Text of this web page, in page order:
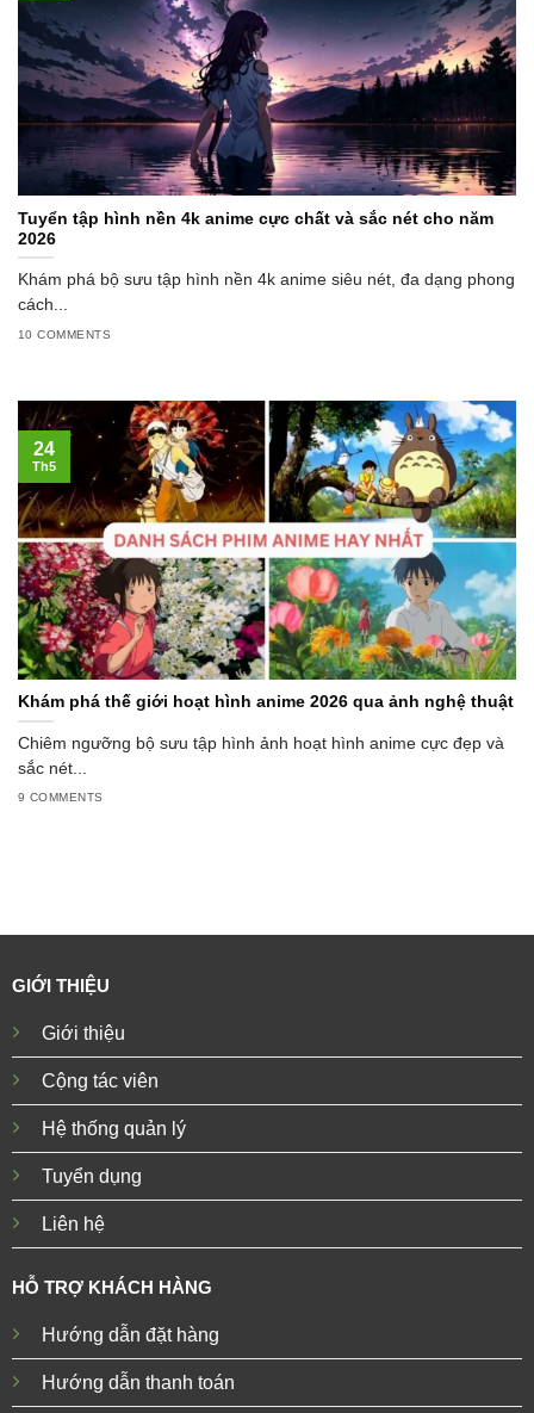
Tuyển tập hình nền 4k anime cực chất và sắc nét cho năm
2026
Khám phá bộ sưu tập hình nền 4k anime siêu nét, đa dạng phong
cách...
10 COMMENTS
Khám phá thế giới hoạt hình anime 2026 qua ảnh nghệ thuật
Chiêm ngưỡng bộ sưu tập hình ảnh hoạt hình anime cực đẹp và
sắc nét...
9 COMMENTS
24
Th5
GIỚI THIỆU
Giới thiệu
Cộng tác viên
Hệ thống quản lý
Tuyển dụng
Liên hệ
HỖ TRỢ KHÁCH HÀNG
Hướng dẫn đặt hàng
Hướng dẫn thanh toán